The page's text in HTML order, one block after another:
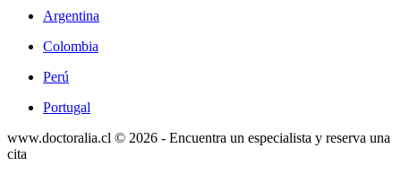
Argentina
Colombia
Perú
Portugal
www.doctoralia.cl © 2026 - Encuentra un especialista y reserva una
cita